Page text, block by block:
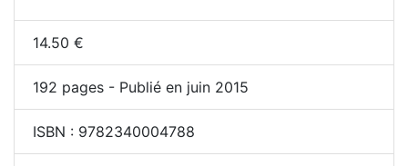
14.50 €
192 pages - Publié en juin 2015
ISBN : 9782340004788